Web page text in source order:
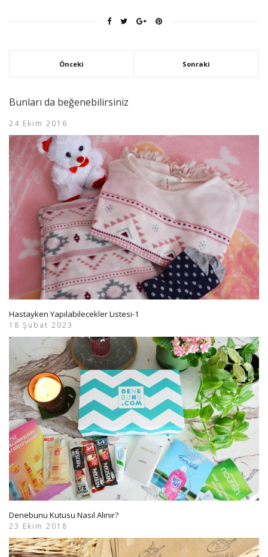
Önceki Sonraki
Bunları da beğenebilirsiniz
24 Ekim 2016
Hastayken Yapılabilecekler Listesi-1
18 Şubat 2023
Denebunu Kutusu Nasıl Alınır?
23 Ekim 2018